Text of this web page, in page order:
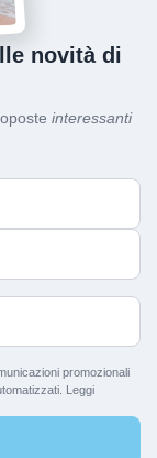
novità di
interessanti
promozionali
Leggi